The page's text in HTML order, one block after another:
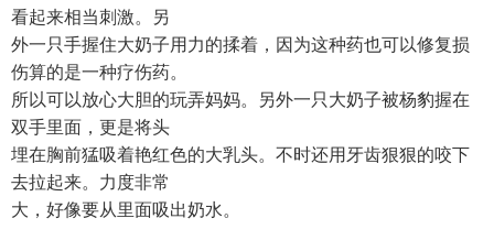
看起来相当刺激。另
外一只手握住大奶子用力的揉着，因为这种药也可以修复损
伤算的是一种疗伤药。
所以可以放心大胆的玩弄妈妈。另外一只大奶子被杨豹握在
双手里面，更是将头
埋在胸前猛吸着艳红色的大乳头。不时还用牙齿狠狠的咬下
去拉起来。力度非常
大，好像要从里面吸出奶水。